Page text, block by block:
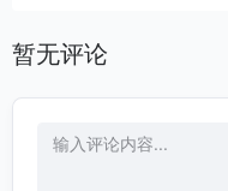
暂无评论